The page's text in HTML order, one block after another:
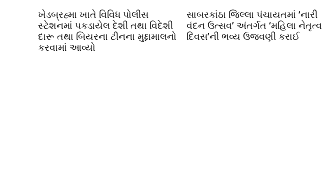
ખેડબ્રહ્મા ખાતે વિવિધ પોલીસ
સ્ટેશનમાં પકડાયેલ દેશી તથા વિદેશી
દારૂ તથા બિયરના ટીનના મુદ્દામાલનો
કરવામાં આવ્યો
સાબરકાંઠા જિલ્લા પંચાયતમાં ‘નારી
વંદન ઉત્સવ’ અંતર્ગત ‘મહિલા નેતૃત્વ
દિવસ’ની ભવ્ય ઉજવણી કરાઈ